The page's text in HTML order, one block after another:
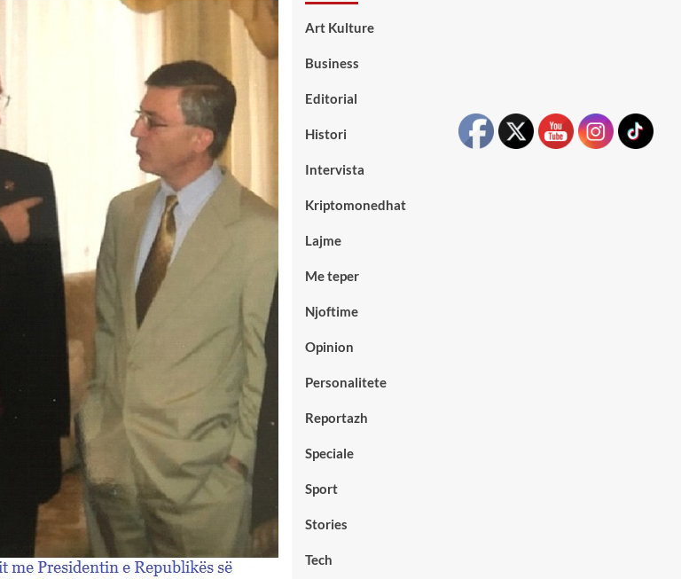
Art Kulture
Business
Editorial
Histori
Intervista
Kriptomonedhat
Lajme
Me teper
Njoftime
Opinion
Personalitete
Reportazh
Speciale
Sport
Stories
Tech